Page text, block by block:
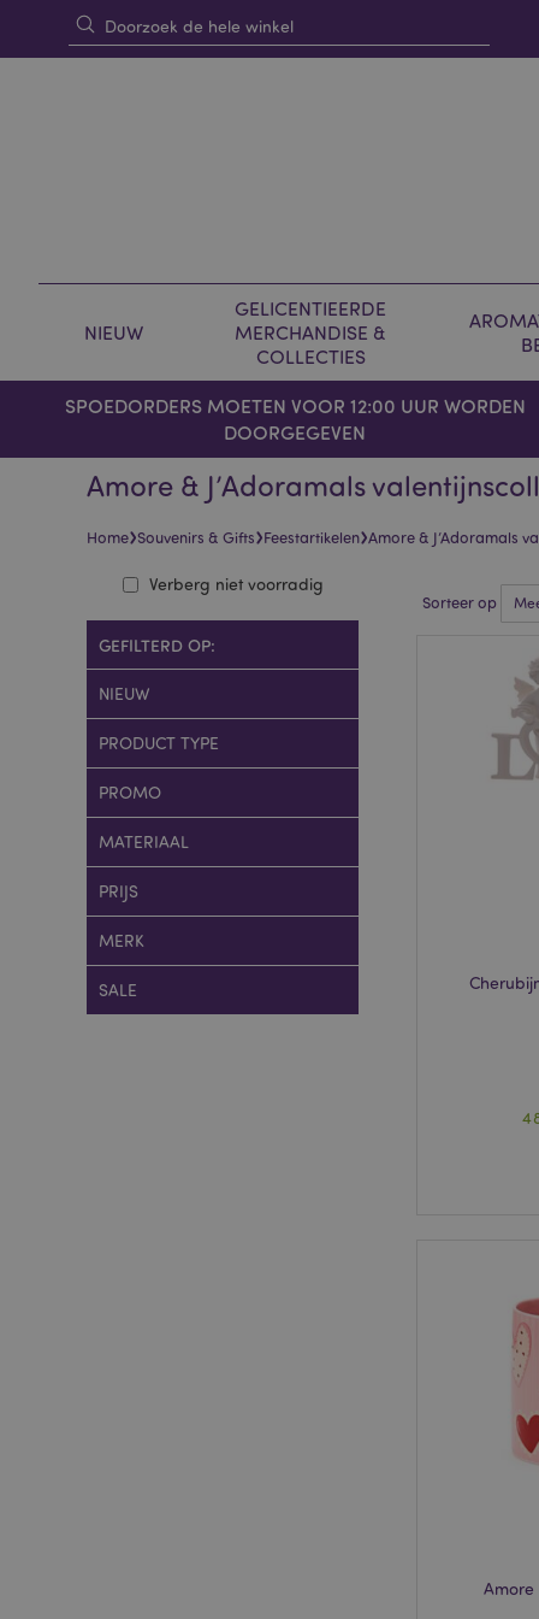
NIEUW
GELICENTIEERDE
MERCHANDISE &
COLLECTIES
SPOEDORDERS MOETEN VOOR 12:00 UUR WORDEN
DOORGEGEVEN
Amore & J’Adoramals
Home›Souvenirs & Gifts›Feestartikelen›Amore & J’Adoramals
Sorteer op
Amore
Verberg niet voorradig
GEFILTERD OP:
NIEUW
PRODUCT TYPE
PROMO
MATERIAAL
PRIJS
MERK
SALE